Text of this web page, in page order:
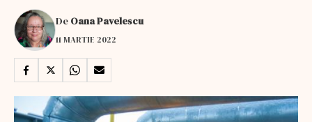
De Oana Pavelescu
11 MARTIE 2022